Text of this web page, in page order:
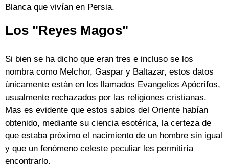
Blanca que vivían en Persia.
Los "Reyes Magos"
Si bien se ha dicho que eran tres e incluso se los
nombra como Melchor, Gaspar y Baltazar, estos datos
únicamente están en los llamados Evangelios Apócrifos,
usualmente rechazados por las religiones cristianas.
Mas es evidente que estos sabios del Oriente habían
obtenido, mediante su ciencia esotérica, la certeza de
que estaba próximo el nacimiento de un hombre sin igual
y que un fenómeno celeste peculiar les permitiría
encontrarlo.